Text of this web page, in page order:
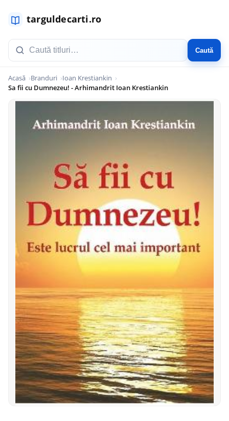
Caută
Acasă Branduri
Ioan Krestiankin
Sa fii cu Dumnezeu! - Arhimandrit Ioan Krestiankin